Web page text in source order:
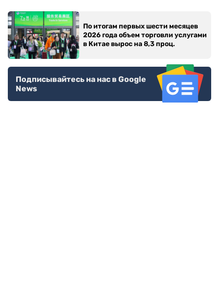
По итогам первых шести месяцев
2026 года объем торговли услугами
в Китае вырос на 8,3 проц.
Подписывайтесь на нас в Google
News